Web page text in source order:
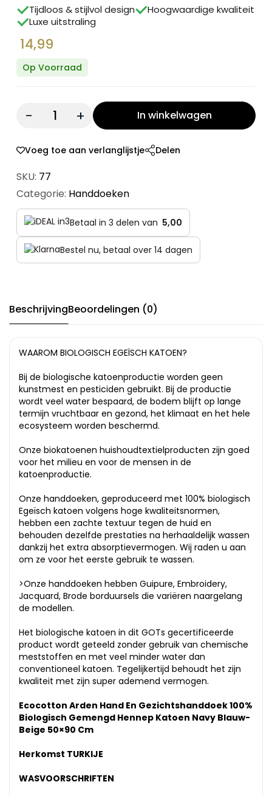
Tijdloos & stijlvol design
Hoogwaardige kwaliteit
Luxe uitstraling
14,99
Op Voorraad
Quantity: In winkelwagen
Voeg toe aan verlanglijstje Delen
SKU: 77
Categorie: Handdoeken
Betaal in 3 delen van 5,00
Bestel nu, betaal over 14 dagen
BeschrijvingBeoordelingen (0)
WAAROM BIOLOGISCH EGEÏSCH KATOEN?
Bij de biologische katoenproductie worden geen
kunstmest en pesticiden gebruikt. Bij de productie
wordt veel water bespaard, de bodem blijft op lange
termijn vruchtbaar en gezond, het klimaat en het hele
ecosysteem worden beschermd.
Onze biokatoenen huishoudtextielproducten zijn goed
voor het milieu en voor de mensen in de
katoenproductie.
Onze handdoeken, geproduceerd met 100% biologisch
Egeïsch katoen volgens hoge kwaliteitsnormen,
hebben een zachte textuur tegen de huid en
behouden dezelfde prestaties na herhaaldelijk wassen
dankzij het extra absorptievermogen. Wij raden u aan
om ze voor het eerste gebruik te wassen.
>Onze handdoeken hebben Guipure, Embroidery,
Jacquard, Brode borduursels die variëren naargelang
de modellen.
Het biologische katoen in dit GOTs gecertificeerde
product wordt geteeld zonder gebruik van chemische
meststoffen en met veel minder water dan
conventioneel katoen. Tegelijkertijd behoudt het zijn
kwaliteit met zijn super ademend vermogen.
Ecocotton Arden Hand En Gezichtshanddoek 100%
Biologisch Gemengd Hennep Katoen Navy Blauw-
Beige 50×90 Cm
Herkomst TURKIJE
WASVOORSCHRIFTEN